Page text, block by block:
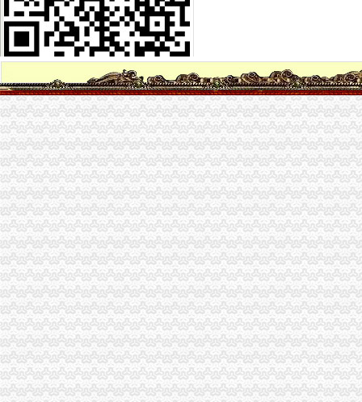
合肥滨湖新区值得信赖的代账公司信者财务力争口碑_搜狐财经_搜狐网
时代都汇小区租房,三室二厅,南岸茶园新区时代都汇3室2厅96平米
渝开发：签订茶园新区土地代理征地合同-股票频道-金融界
时代都汇小区租房,一室一厅,茶园新区时代都汇2房带1书房精装修
茶园新区,河东大厦写字楼,共4层.6000平米一层1500,重庆南岸茶
【重庆茶园新区代办公司】_重庆列表网
江苏财务咨询公司_财务咨询厂_生产厂家企业公司
重庆市南岸区长生桥镇茶园新城区玉马路1号（庆隆南山高尔夫国际）
南岸茶园轻轨现房电影院超市商业街区应有尽有,重庆南岸茶园新区时
茶园新城区庆隆高尔夫别墅拍卖公告_新浪重庆今荣_新浪重庆
重庆茶园新区代办公司_列表网
【重庆省茶园新区印到杯子上机器】价格,厂家,图片,鞋材/鞋
【图】南岸长生桥茶园新区代账会计/工商注册变更服务_重庆工商注册
重庆茶园新区科技园一期平基土石方及路基工程土石方招标-重庆天骄
【5图】茶园新区标准厂房代净化车间-南岸厂房-重庆厂房出租网
重庆市南岸区长生桥镇茶园新城区玉马路1号C区G-5栋房屋及南岸区海
中国第三代总部基地诞生重庆茶园新区-生态茶园品位茶园浪漫茶园-
【一代新淮母猪养殖基地南岸区茶园新区】价格,厂家,图片,猪,
茶园新区代账公司
【58同城】新城区代理记账_新城区代理记账公司
淮南山南新区附近找代账会计、注册公司、办营业执照-淮南58同城
州泰岳：2012年半年度报告_州泰岳（）_公告正文_财经_
天津滨海新区代理记账公司诚心服务市场-信息服务-绍兴E网